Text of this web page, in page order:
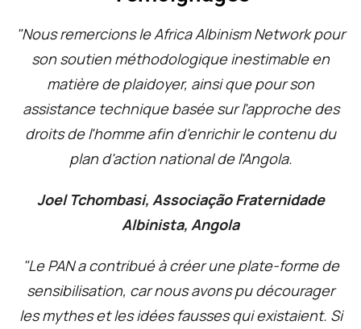
"Nous remercions le Africa Albinism Network pour
son soutien méthodologique inestimable en
matière de plaidoyer, ainsi que pour son
assistance technique basée sur l'approche des
droits de l'homme afin d'enrichir le contenu du
plan d'action national de l'Angola.
Joel Tchombasi, Associação Fraternidade
Albinista, Angola
"Le PAN a contribué à créer une plate-forme de
sensibilisation, car nous avons pu décourager
les mythes et les idées fausses qui existaient. Si